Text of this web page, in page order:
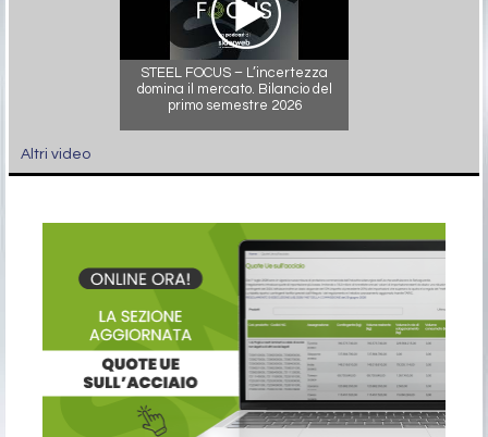
STEEL FOCUS – L’incertezza
domina il mercato. Bilancio del
primo semestre 2026
Altri video